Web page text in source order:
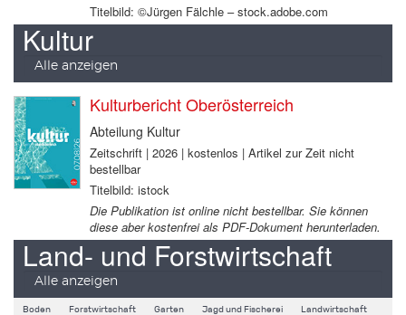
Titelbild: ©Jürgen Fälchle – stock.adobe.com
Kultur
Alle anzeigen
Kulturbericht Oberösterreich
Abteilung Kultur
Zeitschrift | 2026 | kostenlos | Artikel zur Zeit nicht
bestellbar
Titelbild: istock
Die Publikation ist online nicht bestellbar. Sie können
diese aber kostenfrei als PDF-Dokument herunterladen.
Land- und Forstwirtschaft
Alle anzeigen
Boden Forstwirtschaft Garten Jagd und Fischerei Landwirtschaft